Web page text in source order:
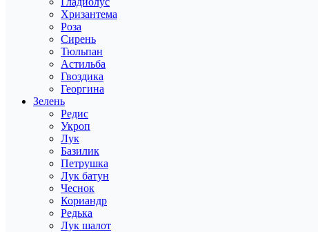
Хризантема
Роза
Сирень
Тюльпан
Астильба
Гвоздика
Георгина
Зелень
Редис
Укроп
Лук
Базилик
Петрушка
Лук батун
Чеснок
Кориандр
Редька
Лук шалот